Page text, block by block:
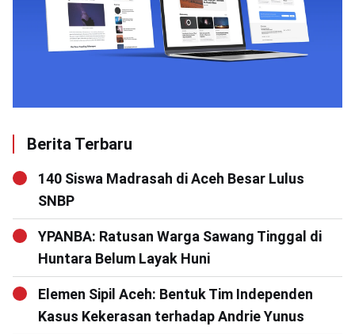
Berita Terbaru
140 Siswa Madrasah di Aceh Besar Lulus
SNBP
YPANBA: Ratusan Warga Sawang Tinggal di
Huntara Belum Layak Huni
Elemen Sipil Aceh: Bentuk Tim Independen
Kasus Kekerasan terhadap Andrie Yunus